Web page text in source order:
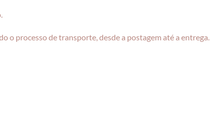
o processo de transporte, desde a postagem até a entrega.